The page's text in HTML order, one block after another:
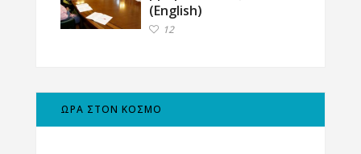
(English)
12
ΩΡΑ ΣΤΟΝ ΚΟΣΜΟ